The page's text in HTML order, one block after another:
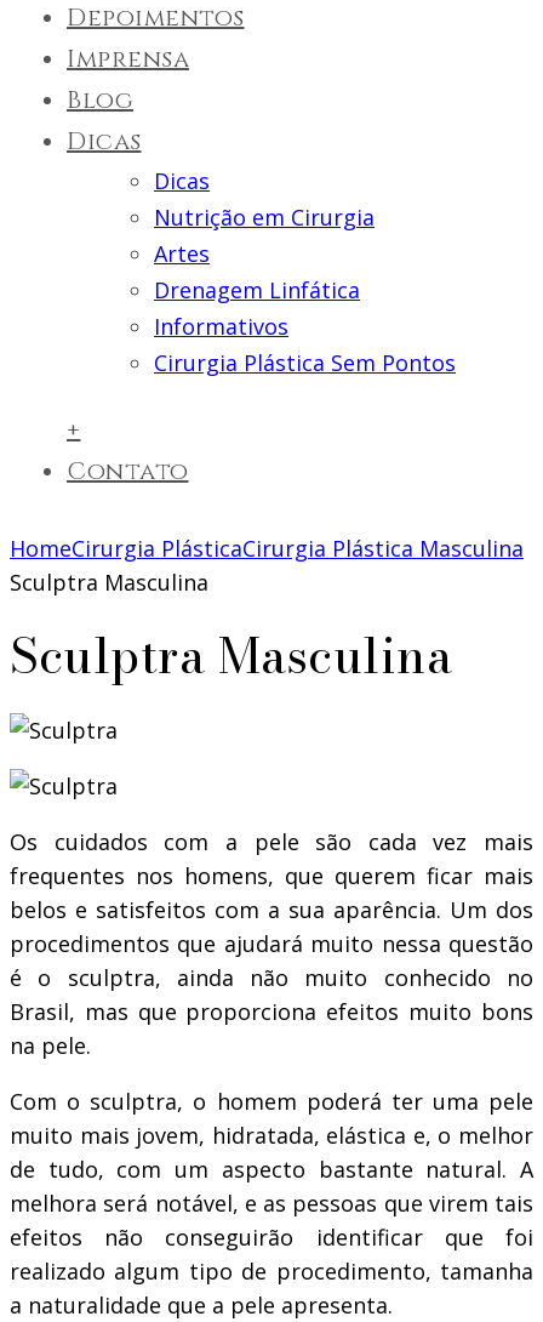
Depoimentos
Imprensa
Blog
Dicas
Dicas
Nutrição em Cirurgia
Artes
Drenagem Linfática
Informativos
Cirurgia Plástica Sem Pontos
+
Contato
HomeCirurgia PlásticaCirurgia Plástica Masculina
Sculptra Masculina
Sculptra Masculina
Os cuidados com a pele são cada vez mais
frequentes nos homens, que querem ficar mais
belos e satisfeitos com a sua aparência. Um dos
procedimentos que ajudará muito nessa questão
é o sculptra, ainda não muito conhecido no
Brasil, mas que proporciona efeitos muito bons
na pele.
Com o sculptra, o homem poderá ter uma pele
muito mais jovem, hidratada, elástica e, o melhor
de tudo, com um aspecto bastante natural. A
melhora será notável, e as pessoas que virem tais
efeitos não conseguirão identificar que foi
realizado algum tipo de procedimento, tamanha
a naturalidade que a pele apresenta.